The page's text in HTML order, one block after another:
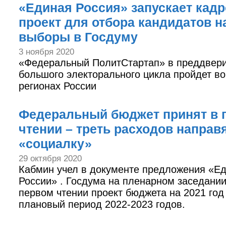
«Единая Россия» запускает
проект для отбора кандидатов
выборы в Госдуму
3 ноября 2020
«Федеральный ПолитСтартап» в
большого электорального цикла пройдет
регионах России
Федеральный бюджет принят в
чтении – треть расходов
«социалку»
29 октября 2020
Кабмин учел в документе предложения
России» . Госдума на пленарном
первом чтении проект бюджета на 2021
плановый период 2022-2023 годов.